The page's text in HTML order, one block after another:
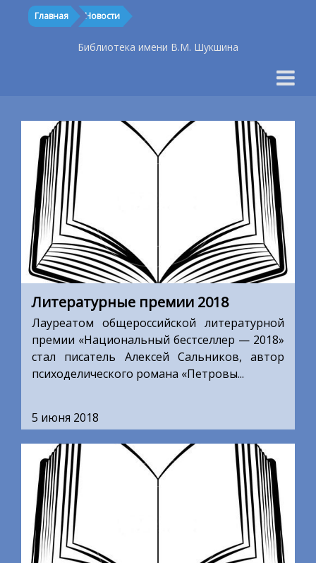
Главная Новости
Библиотека имени В.М. Шукшина
Литературные премии 2018
Лауреатом общероссийской литературной
премии «Национальный бестселлер — 2018»
стал писатель Алексей Сальников, автор
психоделического романа «Петровы...
5 июня 2018